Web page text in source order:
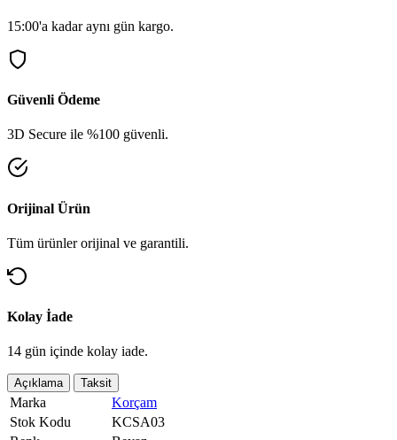
15:00'a kadar aynı gün kargo.
Güvenli Ödeme
3D Secure ile %100 güvenli.
Orijinal Ürün
Tüm ürünler orijinal ve garantili.
Kolay İade
14 gün içinde kolay iade.
Açıklama Taksit
Marka
Korçam
Stok Kodu
KCSA03